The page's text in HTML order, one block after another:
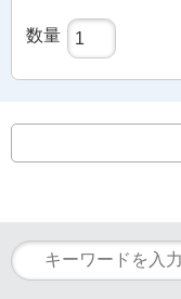
数量